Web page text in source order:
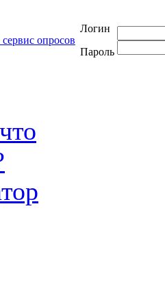
Логин
Пароль